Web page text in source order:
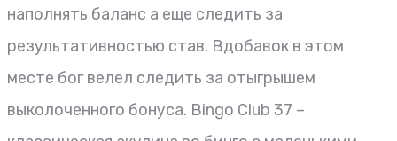
наполнять баланс а еще следить за
результативностью став. Вдобавок в этом
месте бог велел следить за отыгрышем
выколоченного бонуса. Bingo Club 37 –